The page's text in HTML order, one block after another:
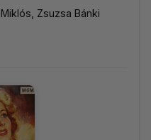
Zsuzsa Bánki